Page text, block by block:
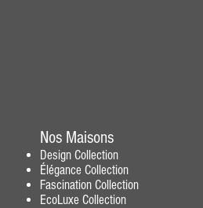
Nos Maisons
Design Collection
Élégance Collection
Fascination Collection
EcoLuxe Collection